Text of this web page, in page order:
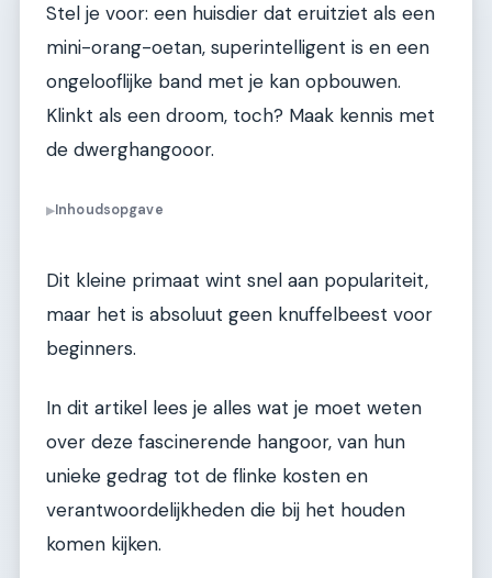
Stel je voor: een huisdier dat eruitziet als een
mini-orang-oetan, superintelligent is en een
ongelooflijke band met je kan opbouwen.
Klinkt als een droom, toch? Maak kennis met
de dwerghangooor.
▶Inhoudsopgave
Dit kleine primaat wint snel aan populariteit,
maar het is absoluut geen knuffelbeest voor
beginners.
In dit artikel lees je alles wat je moet weten
over deze fascinerende hangoor, van hun
unieke gedrag tot de flinke kosten en
verantwoordelijkheden die bij het houden
komen kijken.